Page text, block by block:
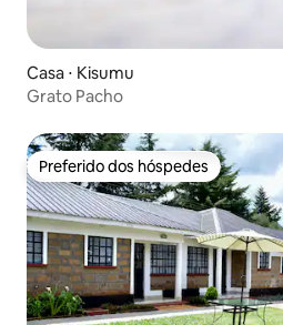
Casa ⋅ Kisumu
Grato Pacho
Preferido dos hóspedes
Preferido dos hóspedes